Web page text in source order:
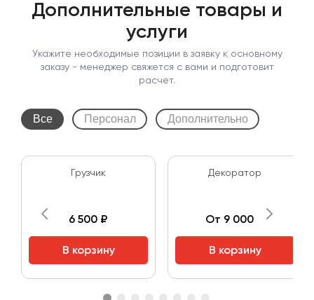
Дополнительные товары и
услуги
Укажите необходимые позиции в заявку к основному
заказу - менеджер свяжется с вами и подготовит
расчет.
Все Персонал Дополнительно
Грузчик
6 500 ₽
В корзину
Декоратор
От 9 000 ₽
В корзину